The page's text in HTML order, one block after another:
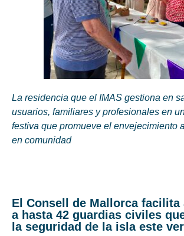
La residencia que el IMAS gestiona en
usuarios, familiares y profesionales en
festiva que promueve el envejecimiento
en comunidad
El Consell de Mallorca facilita
a hasta 42 guardias civiles
la seguridad de la isla este